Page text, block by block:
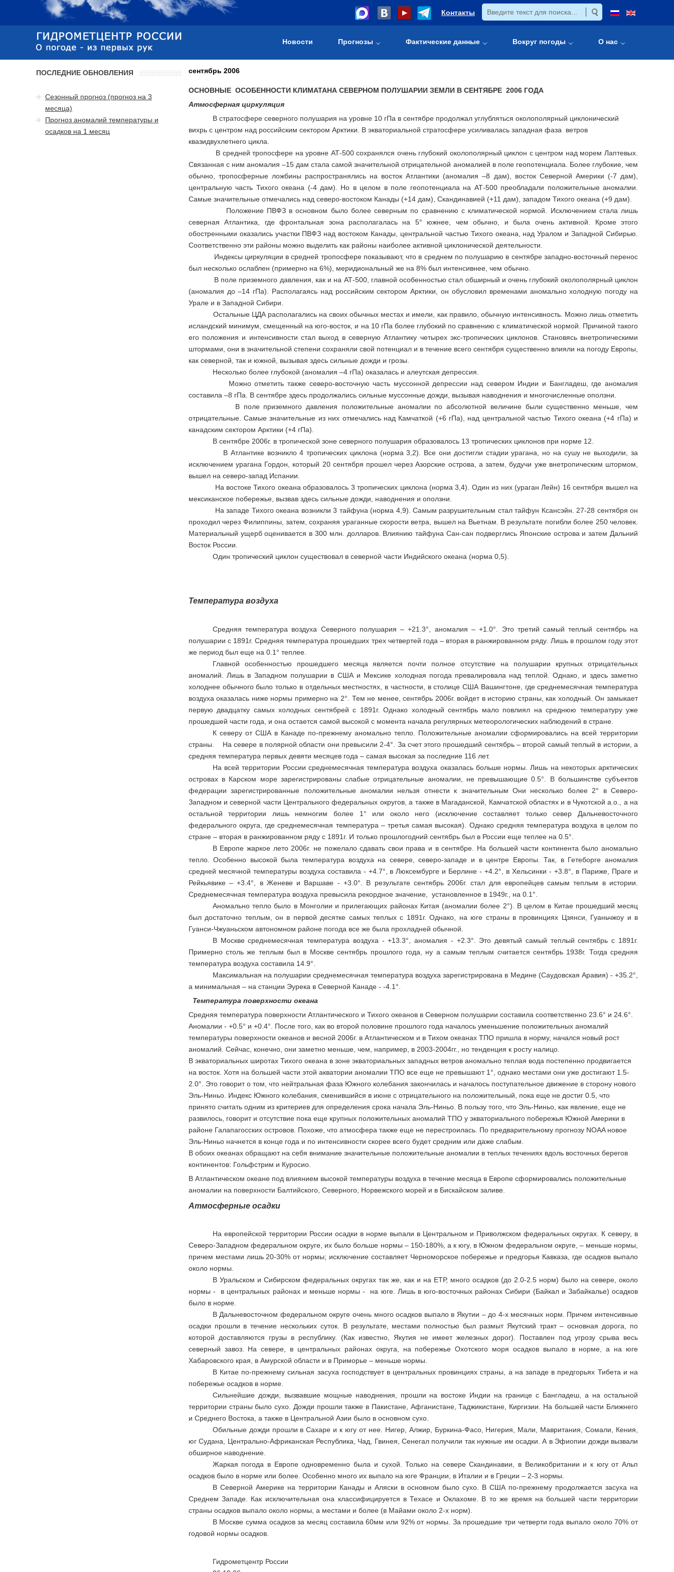
Контакты
Новости Прогнозы Фактические данные Вокруг погоды О нас
сентябрь 2006
ОСНОВНЫЕ ОСОБЕННОСТИ КЛИМАТАНА СЕВЕРНОМ ПОЛУШАРИИ ЗЕМЛИ В СЕНТЯБРЕ 2006 ГОДА
Атмосферная циркуляция
В стратосфере северного полушария на уровне 10 гПа в сентябре продолжал углубляться околополярный циклонический
вихрь с центром над российским сектором Арктики. В экваториальной стратосфере усиливалась западная фаза ветров
квазидвухлетнего цикла.
В средней тропосфере на уровне АТ-500 сохранялся очень глубокий околополярный циклон с центром над морем Лаптевых.
Связанная с ним аномалия –15 дам стала самой значительной отрицательной аномалией в поле геопотенциала. Более глубокие, чем
обычно, тропосферные ложбины распространялись на восток Атлантики (аномалия –8 дам), восток Северной Америки (-7 дам),
центральную часть Тихого океана (-4 дам). Но в целом в поле геопотенциала на АТ-500 преобладали положительные аномалии.
Самые значительные отмечались над северо-востоком Канады (+14 дам), Скандинавией (+11 дам), западом Тихого океана (+9 дам).
Положение ПВФЗ в основном было более северным по сравнению с климатической нормой. Исключением стала лишь
северная Атлантика, где фронтальная зона располагалась на 5° южнее, чем обычно, и была очень активной. Кроме этого
обостренными оказались участки ПВФЗ над востоком Канады, центральной частью Тихого океана, над Уралом и Западной Сибирью.
Соответственно эти районы можно выделить как районы наиболее активной циклонической деятельности.
Индексы циркуляции в средней тропосфере показывают, что в среднем по полушарию в сентябре западно-восточный перенос
был несколько ослаблен (примерно на 6%), меридиональный же на 8% был интенсивнее, чем обычно.
В поле приземного давления, как и на АТ-500, главной особенностью стал обширный и очень глубокий околополярный циклон
(аномалия до –14 гПа). Располагаясь над российским сектором Арктики, он обусловил временами аномально холодную погоду на
Урале и в Западной Сибири.
Остальные ЦДА располагались на своих обычных местах и имели, как правило, обычную интенсивность. Можно лишь отметить
исландский минимум, смещенный на юго-восток, и на 10 гПа более глубокий по сравнению с климатической нормой. Причиной такого
его положения и интенсивности стал выход в северную Атлантику четырех экс-тропических циклонов. Становясь внетропическими
штормами, они в значительной степени сохраняли свой потенциал и в течение всего сентября существенно влияли на погоду Европы,
как северной, так и южной, вызывая здесь сильные дожди и грозы.
Несколько более глубокой (аномалия –4 гПа) оказалась и алеутская депрессия.
Можно отметить также северо-восточную часть муссонной депрессии над севером Индии и Бангладеш, где аномалия
составила –8 гПа. В сентябре здесь продолжались сильные муссонные дожди, вызывая наводнения и многочисленные оползни.
В поле приземного давления положительные аномалии по абсолютной величине были существенно меньше, чем
отрицательные. Самые значительные из них отмечались над Камчаткой (+6 гПа), над центральной частью Тихого океана (+4 гПа) и
канадским сектором Арктики (+4 гПа).
В сентябре 2006г. в тропической зоне северного полушария образовалось 13 тропических циклонов при норме 12.
В Атлантике возникло 4 тропических циклона (норма 3,2). Все они достигли стадии урагана, но на сушу не выходили, за
исключением урагана Гордон, который 20 сентября прошел через Азорские острова, а затем, будучи уже внетропическим штормом,
вышел на северо-запад Испании.
На востоке Тихого океана образовалось 3 тропических циклона (норма 3,4). Один из них (ураган Лейн) 16 сентября вышел на
мексиканское побережье, вызвав здесь сильные дожди, наводнения и оползни.
На западе Тихого океана возникли 3 тайфуна (норма 4,9). Самым разрушительным стал тайфун Ксансэйн. 27-28 сентября он
проходил через Филиппины, затем, сохраняя ураганные скорости ветра, вышел на Вьетнам. В результате погибли более 250 человек.
Материальный ущерб оценивается в 300 млн. долларов. Влиянию тайфуна Сан-сан подверглись Японские острова и затем Дальний
Восток России.
Один тропический циклон существовал в северной части Индийского океана (норма 0,5).
Температура воздуха
Средняя температура воздуха Северного полушария – +21.3°, аномалия – +1.0°. Это третий самый теплый сентябрь на
полушарии с 1891г. Средняя температура прошедших трех четвертей года – вторая в ранжированном ряду. Лишь в прошлом году этот
же период был еще на 0.1° теплее.
Главной особенностью прошедшего месяца является почти полное отсутствие на полушарии крупных отрицательных
аномалий. Лишь в Западном полушарии в США и Мексике холодная погода превалировала над теплой. Однако, и здесь заметно
холоднее обычного было только в отдельных местностях, в частности, в столице США Вашингтоне, где среднемесячная температура
воздуха оказалась ниже нормы примерно на 2°. Тем не менее, сентябрь 2006г. войдет в историю страны, как холодный. Он замыкает
первую двадцатку самых холодных сентябрей с 1891г. Однако холодный сентябрь мало повлиял на среднюю температуру уже
прошедшей части года, и она остается самой высокой с момента начала регулярных метеорологических наблюдений в стране.
К северу от США в Канаде по-прежнему аномально тепло. Положительные аномалии сформировались на всей территории
страны. На севере в полярной области они превысили 2-4°. За счет этого прошедший сентябрь – второй самый теплый в истории, а
средняя температура первых девяти месяцев года – самая высокая за последние 116 лет.
На всей территории России среднемесячная температура воздуха оказалась больше нормы. Лишь на некоторых арктических
островах в Карском море зарегистрированы слабые отрицательные аномалии, не превышающие 0.5°. В большинстве субъектов
федерации зарегистрированные положительные аномалии нельзя отнести к значительным Они несколько более 2° в Северо-
Западном и северной части Центрального федеральных округов, а также в Магаданской, Камчатской областях и в Чукотской а.о., а на
остальной территории лишь немногим более 1° или около него (исключение составляет только север Дальневосточного
федерального округа, где среднемесячная температура – третья самая высокая). Однако средняя температура воздуха в целом по
стране – вторая в ранжированном ряду с 1891г. И только прошлогодний сентябрь был в России еще теплее на 0.5°.
В Европе жаркое лето 2006г. не пожелало сдавать свои права и в сентябре. На большей части континента было аномально
тепло. Особенно высокой была температура воздуха на севере, северо-западе и в центре Европы. Так, в Гетеборге аномалия
средней месячной температуры воздуха составила - +4.7°, в Люксембурге и Берлине - +4.2°, в Хельсинки - +3.8°, в Париже, Праге и
Рейкьявике – +3.4°, в Женеве и Варшаве - +3.0°. В результате сентябрь 2006г. стал для европейцев самым теплым в истории.
Среднемесячная температура воздуха превысила рекордное значение, установленное в 1949г., на 0.1°.
Аномально тепло было в Монголии и прилегающих районах Китая (аномалии более 2°). В целом в Китае прошедший месяц
был достаточно теплым, он в первой десятке самых теплых с 1891г. Однако, на юге страны в провинциях Цзянси, Гуаньчжоу и в
Гуанси-Чжуаньском автономном районе погода все же была прохладней обычной.
В Москве среднемесячная температура воздуха - +13.3°, аномалия - +2.3°. Это девятый самый теплый сентябрь с 1891г.
Примерно столь же теплым был в Москве сентябрь прошлого года, ну а самым теплым считается сентябрь 1938г. Тогда средняя
температура воздуха составила 14.9°.
Максимальная на полушарии среднемесячная температура воздуха зарегистрирована в Медине (Саудовская Аравия) - +35.2°,
а минимальная – на станции Эурека в Северной Канаде - -4.1°.
Температура поверхности океана
Средняя температура поверхности Атлантического и Тихого океанов в Северном полушарии составила соответственно 23.6° и 24.6°.
Аномалии - +0.5° и +0.4°. После того, как во второй половине прошлого года началось уменьшение положительных аномалий
температуры поверхности океанов и весной 2006г. в Атлантическом и в Тихом океанах ТПО пришла в норму, начался новый рост
аномалий. Сейчас, конечно, они заметно меньше, чем, например, в 2003-2004гг., но тенденция к росту налицо.
В экваториальных широтах Тихого океана в зоне экваториальных западных ветров аномально теплая вода постепенно продвигается
на восток. Хотя на большей части этой акватории аномалии ТПО все еще не превышают 1°, однако местами они уже достигают 1.5-
2.0°. Это говорит о том, что нейтральная фаза Южного колебания закончилась и началось поступательное движение в сторону нового
Эль-Ниньо. Индекс Южного колебания, сменившийся в июне с отрицательного на положительный, пока еще не достиг 0.5, что
принято считать одним из критериев для определения срока начала Эль-Ниньо. В пользу того, что Эль-Ниньо, как явление, еще не
развилось, говорит и отсутствие пока еще крупных положительных аномалий ТПО у экваториального побережья Южной Америки в
районе Галапагосских островов. Похоже, что атмосфера также еще не перестроилась. По предварительному прогнозу NOAA новое
Эль-Ниньо начнется в конце года и по интенсивности скорее всего будет средним или даже слабым.
В обоих океанах обращают на себя внимание значительные положительные аномалии в теплых течениях вдоль восточных берегов
континентов: Гольфстрим и Куросио.
В Атлантическом океане под влиянием высокой температуры воздуха в течение месяца в Европе сформировались положительные
аномалии на поверхности Балтийского, Северного, Норвежского морей и в Бискайском заливе.
Атмосферные осадки
На европейской территории России осадки в норме выпали в Центральном и Приволжском федеральных округах. К северу, в
Северо-Западном федеральном округе, их было больше нормы – 150-180%, а к югу, в Южном федеральном округе, – меньше нормы,
причем местами лишь 20-30% от нормы; исключение составляет Черноморское побережье и предгорья Кавказа, где осадков выпало
около нормы.
В Уральском и Сибирском федеральных округах так же, как и на ЕТР, много осадков (до 2.0-2.5 норм) было на севере, около
нормы - в центральных районах и меньше нормы - на юге. Лишь в юго-восточных районах Сибири (Байкал и Забайкалье) осадков
было в норме.
В Дальневосточном федеральном округе очень много осадков выпало в Якутии – до 4-х месячных норм. Причем интенсивные
осадки прошли в течение нескольких суток. В результате, местами полностью был размыт Якутский тракт – основная дорога, по
которой доставляются грузы в республику. (Как известно, Якутия не имеет железных дорог). Поставлен под угрозу срыва весь
северный завоз. На севере, в центральных районах округа, на побережье Охотского моря осадков выпало в норме, а на юге
Хабаровского края, в Амурской области и в Приморье – меньше нормы.
В Китае по-прежнему сильная засуха господствует в центральных провинциях страны, а на западе в предгорьях Тибета и на
побережье осадков в норме.
Сильнейшие дожди, вызвавшие мощные наводнения, прошли на востоке Индии на границе с Бангладеш, а на остальной
территории страны было сухо. Дожди прошли также в Пакистане, Афганистане, Таджикистане, Киргизии. На большей части Ближнего
и Среднего Востока, а также в Центральной Азии было в основном сухо.
Обильные дожди прошли в Сахаре и к югу от нее. Нигер, Алжир, Буркина-Фасо, Нигерия, Мали, Мавритания, Сомали, Кения,
юг Судана, Центрально-Африканская Республика, Чад, Гвинея, Сенегал получили так нужные им осадки. А в Эфиопии дожди вызвали
обширное наводнение.
Жаркая погода в Европе одновременно была и сухой. Только на севере Скандинавии, в Великобритании и к югу от Альп
осадков было в норме или более. Особенно много их выпало на юге Франции, в Италии и в Греции – 2-3 нормы.
В Северной Америке на территории Канады и Аляски в основном было сухо. В США по-прежнему продолжается засуха на
Среднем Западе. Как исключительная она классифицируется в Техасе и Оклахоме. В то же время на большей части территории
страны осадков выпало около нормы, а местами и более (в Майами около 2-х норм).
В Москве сумма осадков за месяц составила 60мм или 92% от нормы. За прошедшие три четверти года выпало около 70% от
годовой нормы осадков.
Гидрометцентр России
ПОСЛЕДНИЕ ОБНОВЛЕНИЯ
Сезонный прогноз (прогноз на 3
месяца)
Прогноз аномалий температуры и
осадков на 1 месяц